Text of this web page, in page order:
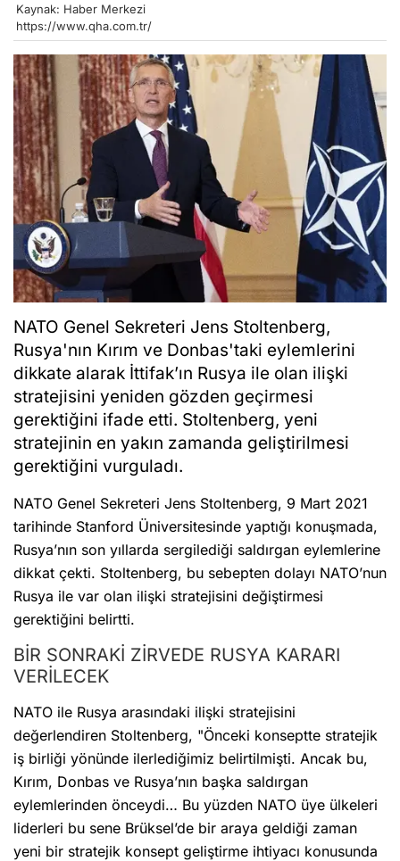
Kaynak: Haber Merkezi
https://www.qha.com.tr/
NATO Genel Sekreteri Jens Stoltenberg,
Rusya'nın Kırım ve Donbas'taki eylemlerini
dikkate alarak İttifak’ın Rusya ile olan ilişki
stratejisini yeniden gözden geçirmesi
gerektiğini ifade etti. Stoltenberg, yeni
stratejinin en yakın zamanda geliştirilmesi
gerektiğini vurguladı.
NATO Genel Sekreteri Jens Stoltenberg, 9 Mart 2021
tarihinde Stanford Üniversitesinde yaptığı konuşmada,
Rusya’nın son yıllarda sergilediği saldırgan eylemlerine
dikkat çekti. Stoltenberg, bu sebepten dolayı NATO’nun
Rusya ile var olan ilişki stratejisini değiştirmesi
gerektiğini belirtti.
BİR SONRAKİ ZİRVEDE RUSYA KARARI
VERİLECEK
NATO ile Rusya arasındaki ilişki stratejisini
değerlendiren Stoltenberg, "Önceki konseptte stratejik
iş birliği yönünde ilerlediğimiz belirtilmişti. Ancak bu,
Kırım, Donbas ve Rusya’nın başka saldırgan
eylemlerinden önceydi… Bu yüzden NATO üye ülkeleri
liderleri bu sene Brüksel’de bir araya geldiği zaman
yeni bir stratejik konsept geliştirme ihtiyacı konusunda